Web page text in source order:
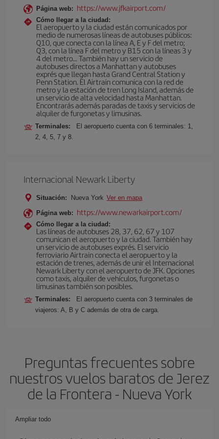
Página web: https://www.jfkairport.com/
Cómo llegar a la ciudad:
El aeropuerto y la ciudad están comunicados por
medio de numerosas líneas de autobuses públicos:
Q10, que conecta con la línea A, E y F del metro;
Q3, con la línea F del metro y B15 con la líneas 3 y
4 del metro… También hay un servicio de
autobuses directos a Manhattan y autobuses
exprés que llegan hasta Grand Central Station y
Penn Station. El Airtrain comunica con la red de
metro y la estación de tren Long Island, además de
un servicio de alta velocidad hasta Manhattan.
Encontrarás además paradas de taxis y servicios de
alquiler de furgonetas y limusinas.
Terminales:
El aeropuerto cuenta con 6 terminales: 1,
2, 4, 5, 7 y 8.
Internacional Newark Liberty
Situación: Nueva York Ver en mapa
Página web: https://www.newarkairport.com/
Cómo llegar a la ciudad:
Las líneas de autobuses 28, 37, 62, 67 y 107
comunican el aeropuerto y la ciudad. También hay
un servicio de autobuses exprés. El servicio
ferroviario Airtrain conecta el aeropuerto y la
estación de trenes, además de unir el Internacional
Newark Liberty con el aeropuerto de JFK. Opciones
como taxis, alquiler de vehículos, furgonetas o
limusinas también son posibles.
Terminales:
El aeropuerto cuenta con 3 terminales de
viajeros: A, B y C además de otra de carga.
Preguntas frecuentes sobre
nuestros vuelos baratos de Jerez
de la Frontera - Nueva York
Ampliar todo